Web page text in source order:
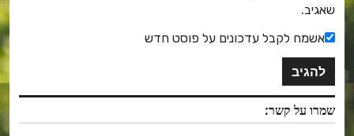
שאגיב.
אשמח לקבל עדכונים על פוסט חדש
שמרו על קשר: